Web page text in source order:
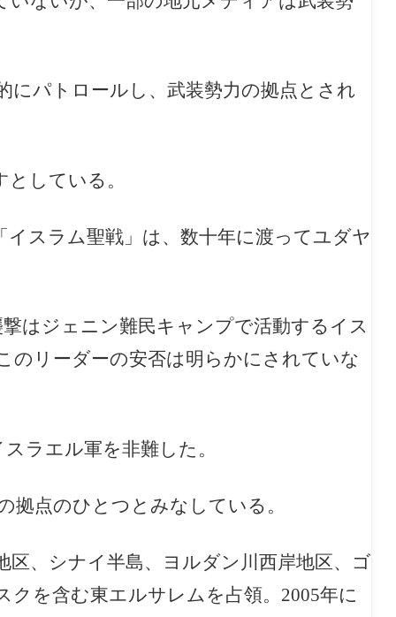
にパトロールし、武装勢力の拠点とされ
している。
スラム聖戦」は、数十年に渡ってユダヤ
はジェニン難民キャンプで活動するイス
のリーダーの安否は明らかにされていな
ラエル軍を非難した。
拠点のひとつとみなしている。
、シナイ半島、ヨルダン川西岸地区、ゴ
クを含む東エルサレムを占領。2005年に